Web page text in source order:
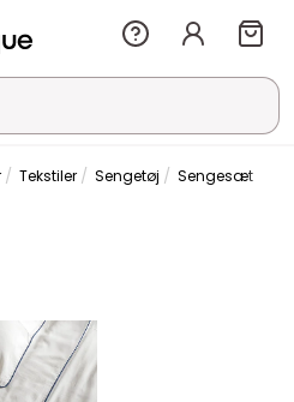
Tekstiler Sengetøj Sengesæt